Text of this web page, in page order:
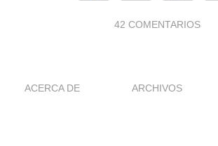
42 COMENTARIOS
ACERCA DE ARCHIVOS